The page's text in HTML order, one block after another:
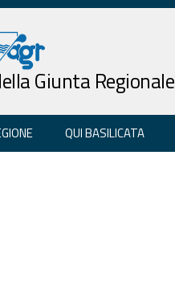
Giunta Regionale
QUI BASILICATA